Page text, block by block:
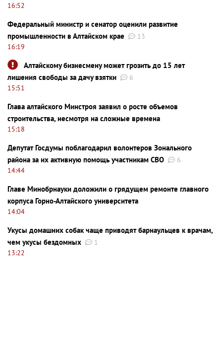
16:52
Федеральный министр и сенатор оценили развитие
промышленности в Алтайском крае
13
16:19
Алтайскому бизнесмену может грозить до 15 лет
лишения свободы за дачу взятки
6
15:51
Глава алтайского Минстроя заявил о росте объемов
строительства, несмотря на сложные времена
15:18
Депутат Госдумы поблагодарил волонтеров Зонального
района за их активную помощь участникам СВО
6
14:44
Главе Минобрнауки доложили о грядущем ремонте главного
корпуса Горно-Алтайского университета
14:04
Укусы домашних собак чаще приводят барнаульцев к врачам,
чем укусы бездомных
1
13:22